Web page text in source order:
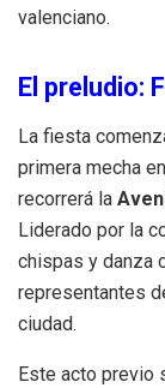
valenciano.
El preludio:
La fiesta
primera mecha
recorrerá la
Liderado por la
chispas y danza
representantes
ciudad.
Este acto previo